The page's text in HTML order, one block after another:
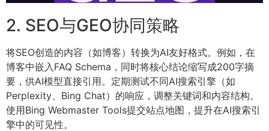
2. SEO与GEO协同策略
将SEO创造的内容（如博客）转换为AI友好格式。例如，在
博客中嵌入FAQ Schema，同时将核心结论缩写成200字摘
要，供AI模型直接引用。定期测试不同AI搜索引擎（如
Perplexity、Bing Chat）的响应，调整关键词和内容结构。
使用Bing Webmaster Tools提交站点地图，提升在AI搜索引
擎中的可见性。